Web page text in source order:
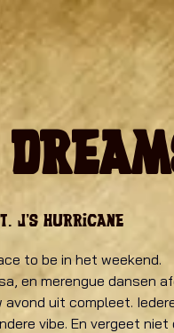
J's Hurricane
to be in het weekend.
en merengue dansen
uit compleet.
vibe. En vergeet niet